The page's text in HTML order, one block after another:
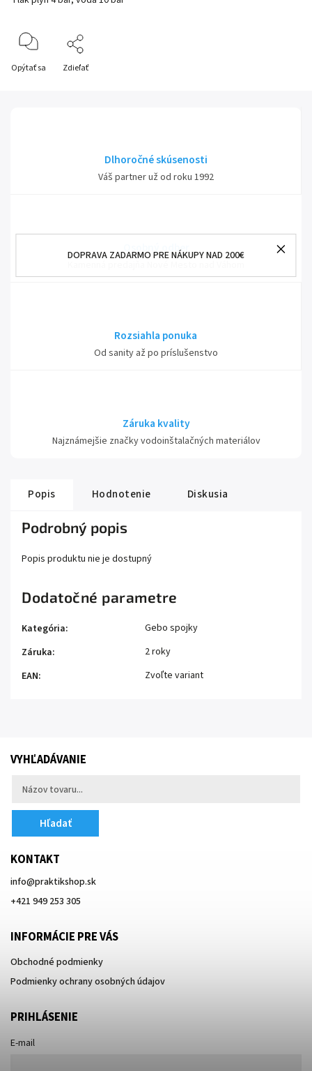
DOPRAVA ZADARMO PRE NÁKUPY NAD 200€
Opýtať sa Zdieľať
Dlhoročné skúsenosti
Váš partner už od roku 1992
Osobný odber
Rozsiahla ponuka
Od sanity až po príslušenstvo
Záruka kvality
Najznámejšie značky vodoinštalačných materiálov
Popis Hodnotenie Diskusia
Podrobný popis
Popis produktu nie je dostupný
Dodatočné parametre
Kategória:
Gebo spojky
Záruka:
2 roky
EAN: Zvoľte variant
VYHĽADÁVANIE
Hľadať
KONTAKT
info@praktikshop.sk
+421 949 253 305
INFORMÁCIE PRE VÁS
Obchodné podmienky
Podmienky ochrany osobných údajov
PRIHLÁSENIE
E-mail